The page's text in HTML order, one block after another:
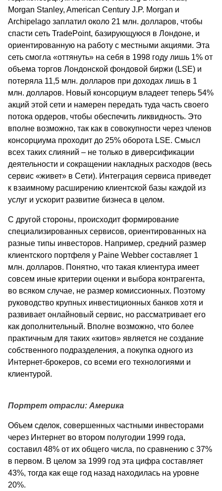
Morgan Stanley, American Century J.P. Morgan и
Archipelago заплатил около 21 млн. долларов, чтобы
спасти сеть TradePoint, базирующуюся в Лондоне, и
ориентированную на работу с местными акциями. Эта
сеть смогла «оттянуть» на себя в 1998 году лишь 1% от
объема торгов Лондонской фондовой биржи (LSE) и
потеряла 11,5 млн. долларов при доходах лишь в 1
млн. долларов. Новый консорциум владеет теперь 54%
акций этой сети и намерен передать туда часть своего
потока ордеров, чтобы обеспечить ликвидность. Это
вполне возможно, так как в совокупности через членов
консорциума проходит до 25% оборота LSE. Смысл
всех таких слияний – не только в диверсификации
деятельности и сокращении накладных расходов (весь
сервис «живет» в Сети). Интеграция сервиса приведет
к взаимному расширению клиентской базы каждой из
услуг и ускорит развитие бизнеса в целом.
С другой стороны, происходит формирование
специализированных сервисов, ориентированных на
разные типы инвесторов. Например, средний размер
клиентского портфеля у Paine Webber составляет 1
млн. долларов. Понятно, что такая клиентура имеет
совсем иные критерии оценки и выбора контрагента,
во всяком случае, не размер комиссионных. Поэтому
руководство крупных инвестиционных банков хотя и
развивает онлайновый сервис, но рассматривает его
как дополнительный. Вполне возможно, что более
практичным для таких «китов» является не создание
собственного подразделения, а покупка одного из
Интернет-брокеров, со всеми его технологиями и
клиентурой.
Портрет отрасли: Америка
Объем сделок, совершенных частными инвесторами
через Интернет во втором полугодии 1999 года,
составил 48% от их общего числа, по сравнению с 37%
в первом. В целом за 1999 год эта цифра составляет
43%, тогда как еще год назад находилась на уровне
20%.